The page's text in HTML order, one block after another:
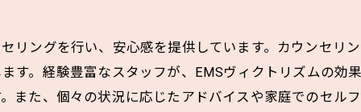
慣
ーチ
リングを行い、安心感を提供しています。カウンセリ
す。経験豊富なスタッフが、EMSヴィクトリズムの効
また、個々の状況に応じたアドバイスや家庭でのセル